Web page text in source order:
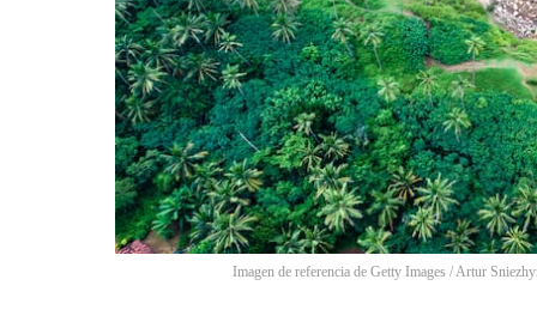
Imagen de referencia de Getty Images /Artur